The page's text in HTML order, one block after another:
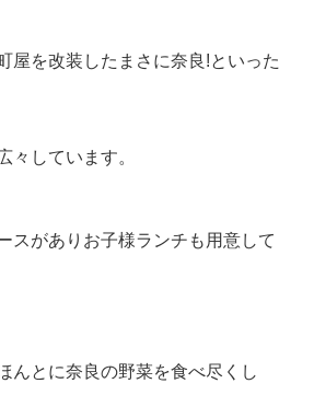
屋を改装したまさに奈良!といった
々しています。
スがありお子様ランチも用意して
んとに奈良の野菜を食べ尽くし